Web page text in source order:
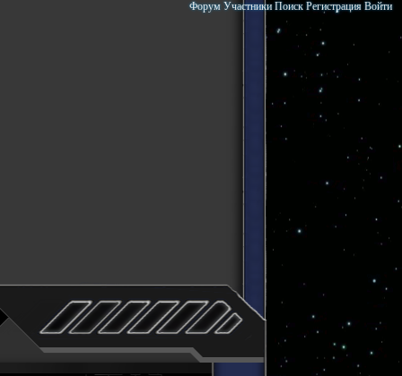
Форум Участники Поиск Регистрация Войти